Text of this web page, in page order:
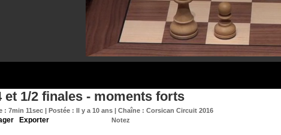
et 1/2 finales - moments forts
: 7min 11sec | Postée : Il y a 10 ans | Chaîne : Corsican Circuit 2016
Exporter Notez